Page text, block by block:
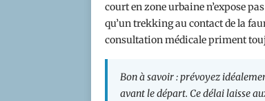
court en zone urbaine n’expose
qu’un trekking au contact de la
consultation médicale priment
Bon à savoir : prévoyez
avant le départ. Ce délai laisse